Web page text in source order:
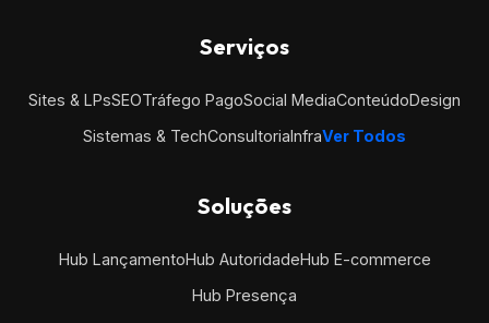
Serviços
Sites & LPsSEOTráfego PagoSocial MediaConteúdoDesign
Sistemas & TechConsultoriaInfraVer Todos
Soluções
Hub LançamentoHub AutoridadeHub E-commerce
Hub Presença